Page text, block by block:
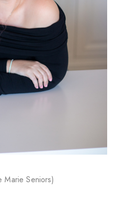
Marie Seniors)